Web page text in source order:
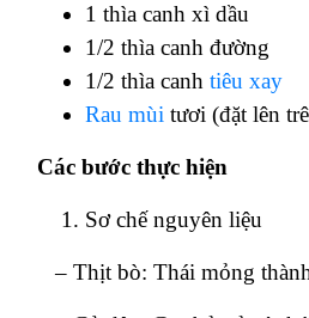
1 thìa canh xì dầu
1/2 thìa canh đường
1/2 thìa canh tiêu xay
Rau mùi tươi (đặt lên
Các bước thực hiện
Sơ chế nguyên liệu
– Thịt bò: Thái mỏng